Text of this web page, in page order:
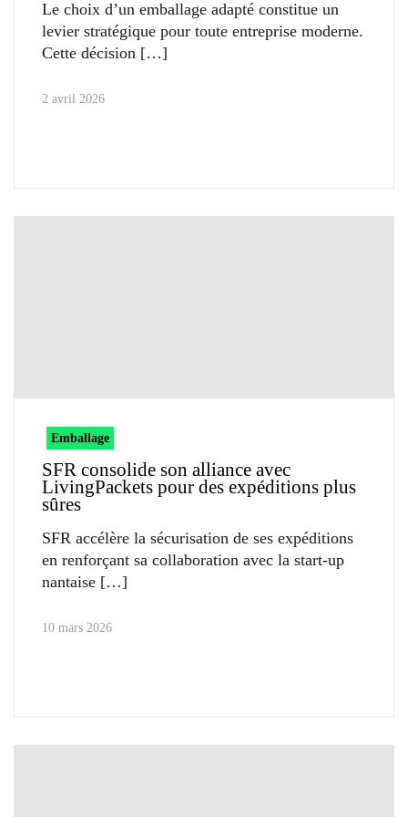
Le choix d’un emballage adapté constitue un
levier stratégique pour toute entreprise moderne.
Cette décision
2 avril 2026
Emballage
SFR consolide son alliance avec
LivingPackets pour des expéditions plus
sûres
SFR accélère la sécurisation de ses expéditions
en renforçant sa collaboration avec la start-up
nantaise
10 mars 2026